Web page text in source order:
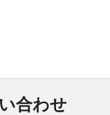
合わせ